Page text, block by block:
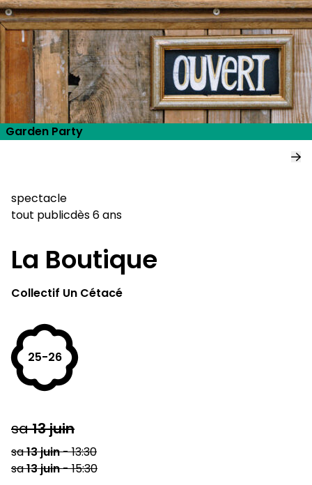
Garden Party
spectacle
tout publicdès 6 ans
La Boutique
Collectif Un Cétacé
25-26
sa13juin
sa13juin-13:30
sa13juin-15:30